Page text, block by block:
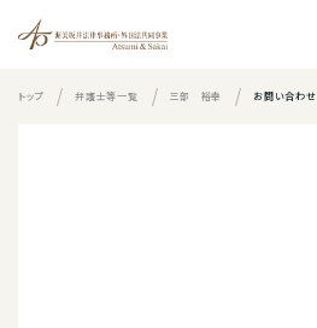
トップ 弁護士等一覧 三部 裕幸 お問い合わせ